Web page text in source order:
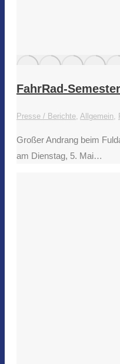
FahrRad-
Presse / Berichte, Allgemein,
Großer Andrang beim
am Dienstag, 5. Mai…